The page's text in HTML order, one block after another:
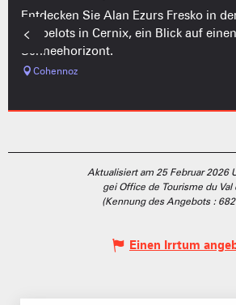
Entdecken Sie Alan Ezurs Fresko in
Darbelots in Cernix, ein Blick auf
Schneehorizont.
Cohennoz
Aktualisiert am 25 Februar 2026
gei Office de Tourisme du Val
(Kennung des Angebots :
Einen Irrtum